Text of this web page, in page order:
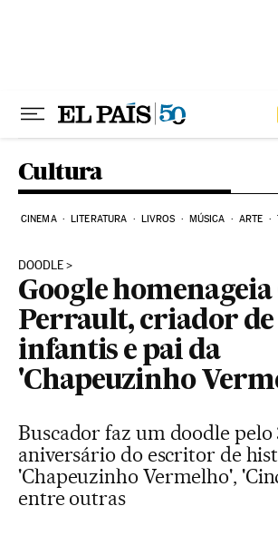
Cultura
CINEMA LITERATURA LIVROS MÚSICA ARTE
DOODLE
Google
Perrault, criador de
infantis e pai da
'Chapeuzinho
Buscador faz um doodle pelo
aniversário do escritor de
'Chapeuzinho Vermelho',
entre outras